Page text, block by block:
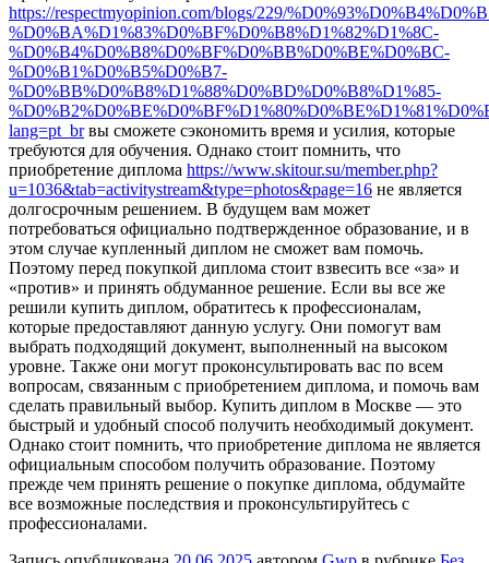
https://respectmyopinion.com/blogs/229/
%D0%BA%D1%83%D0%BF%D0%B8%D1%82%D1%8C-
%D0%B4%D0%B8%D0%BF%D0%BB%D0%BE%D0%BC-
%D0%B1%D0%B5%D0%B7-
%D0%BB%D0%B8%D1%88%D0%BD%D0%B8%D1%85-
lang=pt_brвы сможете сэкономить время и усилия, которые
требуются для обучения. Однако стоит помнить, что
приобретение диплома https://www.skitour.su/member.php?
u=1036&tab=activitystream&type=photos&page=16 не является
долгосрочным решением. В будущем вам может
потребоваться официально подтвержденное образование, и в
этом случае купленный диплом не сможет вам помочь.
Поэтому перед покупкой диплома стоит взвесить все «за» и
«против» и принять обдуманное решение. Если вы все же
решили купить диплом, обратитесь к профессионалам,
которые предоставляют данную услугу. Они помогут вам
выбрать подходящий документ, выполненный на высоком
уровне. Также они могут проконсультировать вас по всем
вопросам, связанным с приобретением диплома, и помочь вам
сделать правильный выбор. Купить диплом в Москве — это
быстрый и удобный способ получить необходимый документ.
Однако стоит помнить, что приобретение диплома не является
официальным способом получить образование. Поэтому
прежде чем принять решение о покупке диплома, обдумайте
все возможные последствия и проконсультируйтесь с
профессионалами.